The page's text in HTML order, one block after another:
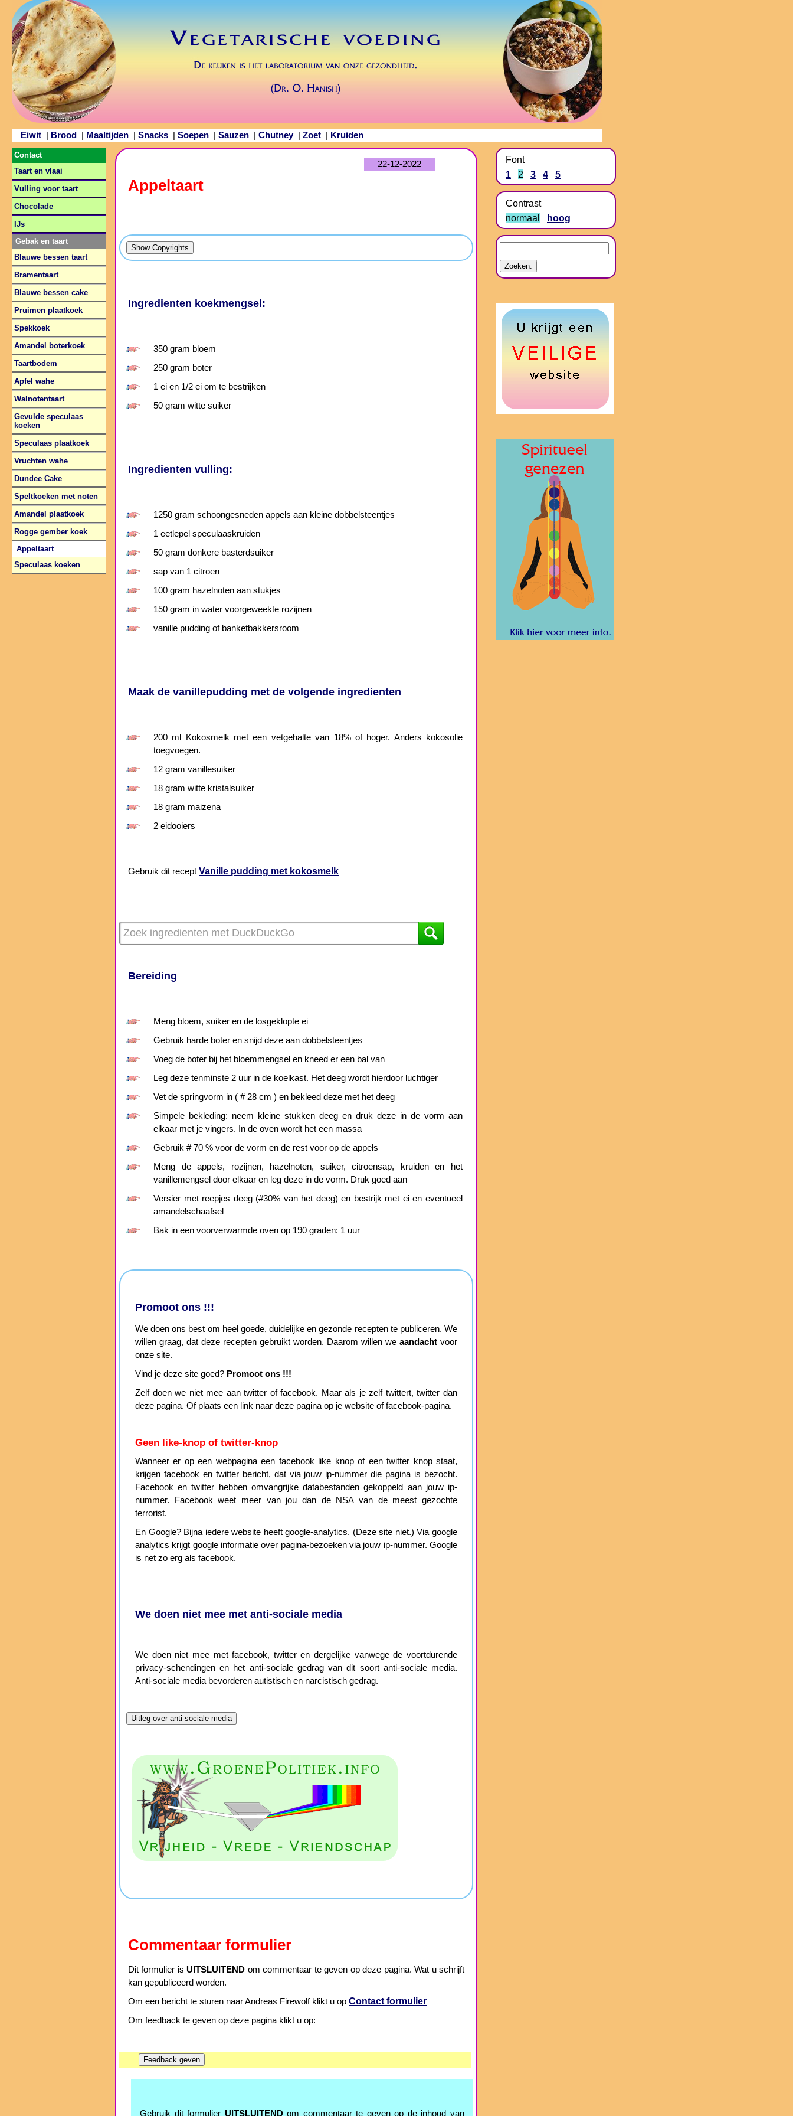
Eiwit Brood Maaltijden Snacks Soepen Sauzen Chutney| Zoet Kruiden
22-12-2022
Appeltaart
Ingredienten koekmengsel:
350 gram bloem
250 gram boter
1 ei en 1/2 ei om te bestrijken
50 gram witte suiker
Ingredienten vulling:
1250 gram schoongesneden appels aan kleine dobbelsteentjes
1 eetlepel speculaaskruiden
50 gram donkere basterdsuiker
sap van 1 citroen
100 gram hazelnoten aan stukjes
150 gram in water voorgeweekte rozijnen
vanille pudding of banketbakkersroom
Maak de vanillepudding met de volgende ingredienten
200 ml Kokosmelk met een vetgehalte van 18% of hoger. Anders kokosolie
toegvoegen.
12 gram vanillesuiker
18 gram witte kristalsuiker
18 gram maizena
2 eidooiers
Gebruik dit recept Vanille pudding met kokosmelk
Bereiding
Meng bloem, suiker en de losgeklopte ei
Gebruik harde boter en snijd deze aan dobbelsteentjes
Voeg de boter bij het bloemmengsel en kneed er een bal van
Leg deze tenminste 2 uur in de koelkast. Het deeg wordt hierdoor luchtiger
Vet de springvorm in ( # 28 cm ) en bekleed deze met het deeg
Simpele bekleding: neem kleine stukken deeg en druk deze in de vorm aan
elkaar met je vingers. In de oven wordt het een massa
Gebruik # 70 % voor de vorm en de rest voor op de appels
Meng de appels, rozijnen, hazelnoten, suiker, citroensap, kruiden en het
vanillemengsel door elkaar en leg deze in de vorm. Druk goed aan
Versier met reepjes deeg (#30% van het deeg) en bestrijk met ei en eventueel
amandelschaafsel
Bak in een voorverwarmde oven op 190 graden: 1 uur
Promoot ons !!!
We doen ons best om heel goede, duidelijke en gezonde recepten te publiceren. We
willen graag, dat deze recepten gebruikt worden. Daarom willen we aandacht voor
onze site.
Vind je deze site goed? Promoot ons !!!
Zelf doen we niet mee aan twitter of facebook. Maar als je zelf twittert, twitter dan
deze pagina. Of plaats een link naar deze pagina op je website of facebook-pagina.
Geen like-knop of twitter-knop
Wanneer er op een webpagina een facebook like knop of een twitter knop staat,
krijgen facebook en twitter bericht, dat via jouw ip-nummer die pagina is bezocht.
Facebook en twitter hebben omvangrijke databestanden gekoppeld aan jouw ip-
nummer. Facebook weet meer van jou dan de NSA van de meest gezochte
terrorist.
En Google? Bijna iedere website heeft google-analytics. (Deze site niet.) Via google
analytics krijgt google informatie over pagina-bezoeken via jouw ip-nummer. Google
is net zo erg als facebook.
We doen niet mee met anti-sociale media
We doen niet mee met facebook, twitter en dergelijke vanwege de voortdurende
privacy-schendingen en het anti-sociale gedrag van dit soort anti-sociale media.
Anti-sociale media bevorderen autistisch en narcistisch gedrag.
Commentaar formulier
Dit formulier isUITSLUITEND om commentaar te geven op deze pagina. Wat u schrijft
kan gepubliceerd worden.
Om een bericht te sturen naar Andreas Firewolf klikt u op Contact formulier
Om feedback te geven op deze pagina klikt u op:
Gebruik dit formulier UITSLUITENDom commentaar te geven op de inhoud van
Contact
Taart en vlaai
Vulling voor taart
Chocolade
IJs
Gebak en taart
Blauwe bessen taart
Bramentaart
Blauwe bessen cake
Pruimen plaatkoek
Spekkoek
Amandel boterkoek
Taartbodem
Apfel wahe
Walnotentaart
Gevulde speculaas
koeken
Speculaas plaatkoek
Vruchten wahe
Dundee Cake
Speltkoeken met noten
Amandel plaatkoek
Rogge gember koek
Appeltaart
Speculaas koeken
Font
1
2 3 4 5
Contrast
normaal
hoog